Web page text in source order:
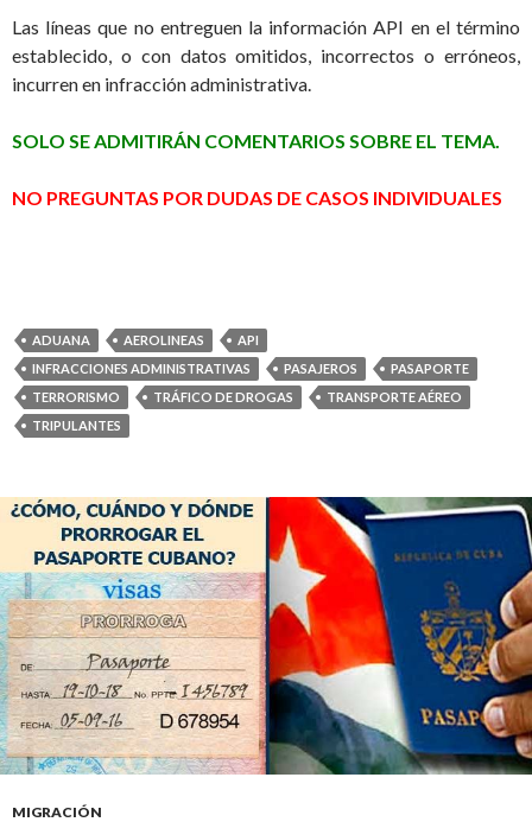
Las líneas que no entreguen la información API en el término
establecido, o con datos omitidos, incorrectos o erróneos,
incurren en infracción administrativa.
SOLO SE ADMITIRÁN COMENTARIOS SOBRE EL TEMA.
NO PREGUNTAS POR DUDAS DE CASOS INDIVIDUALES
ADUANA AEROLINEAS
API
INFRACCIONES ADMINISTRATIVAS
PASAJEROS
PASAPORTE
TERRORISMO
TRÁFICO DE DROGAS
TRANSPORTE AÉREO
TRIPULANTES
MIGRACIÓN